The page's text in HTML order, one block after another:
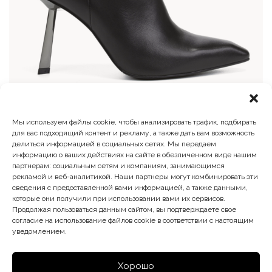
Мы используем файлы cookie, чтобы анализировать трафик, подбирать
для вас подходящий контент и рекламу, а также дать вам возможность
делиться информацией в социальных сетях. Мы передаем
информацию о ваших действиях на сайте в обезличенном виде нашим
партнерам: социальным сетям и компаниям, занимающимся
рекламой и веб-аналитикой. Наши партнеры могут комбинировать эти
сведения с предоставленной вами информацией, а также данными,
которые они получили при использовании вами их сервисов.
Продолжая пользоваться данным сайтом, вы подтверждаете свое
согласие на использование файлов cookie в соответствии с настоящим
уведомлением.
Хорошо
20 900₽ Первоначальная
цена
составляла
20
900 ₽.
11 495 ₽Текущая
цена:
11
495 ₽.